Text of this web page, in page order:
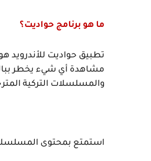
ما هو برنامج حواديت؟
تطبيق حواديت للأندرويد
مشاهدة أي شيء يخطر
والمسلسلات التركية
استمتع بمحتوى